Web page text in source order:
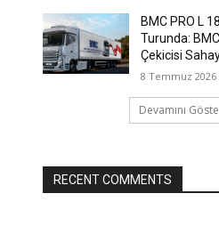
BMC PRO L
Turunda:
Çekicisi
8 Temmuz 2026
Devamını
RECENT COMMENTS